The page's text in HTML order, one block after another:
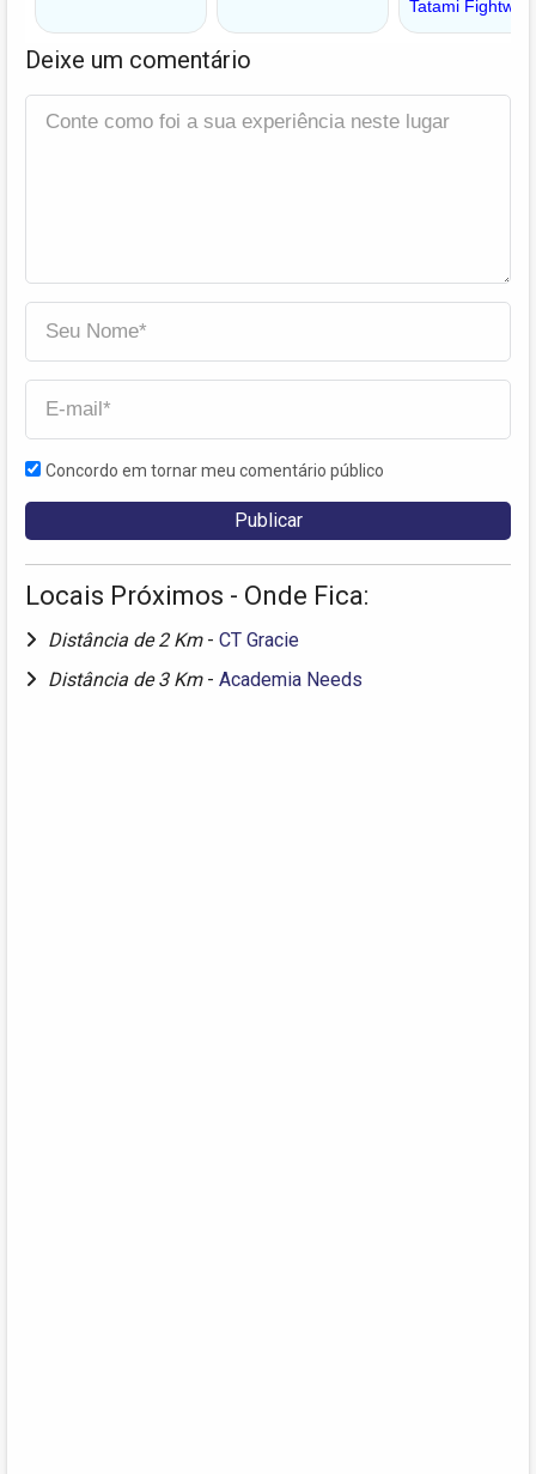
Deixe um comentário
Concordo em tornar meu comentário público
Locais Próximos - Onde Fica:
Distância de 2 Km - CT Gracie
Distância de 3 Km - Academia Needs